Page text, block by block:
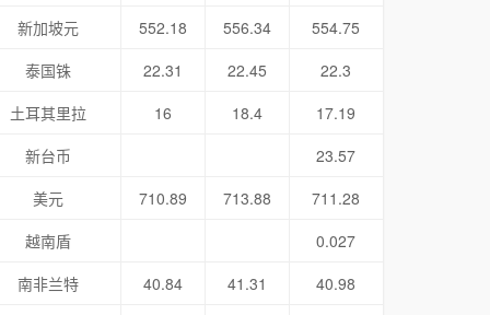
新加坡元
552.18 556.34
554.75
泰国铢
22.31 22.45
22.3
土耳其里拉
16 18.4
17.19
新台币
23.57
美元
710.89 713.88
711.28
越南盾
0.027
南非兰特
40.84 41.31 40.98